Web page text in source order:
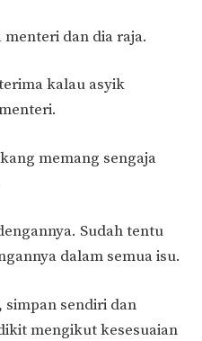
dan dia raja.
kalau asyik
memang sengaja
Sudah tentu
dalam semua isu.
simpan sendiri dan
mengikut kesesuaian